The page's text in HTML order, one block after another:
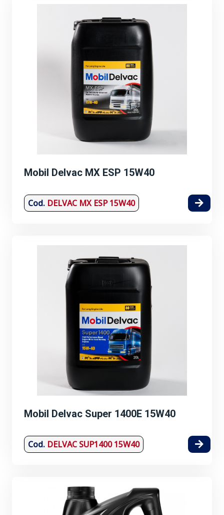
Mobil Delvac MX ESP 15W40
Cod. DELVAC MX ESP 15W40
Mobil Delvac Super 1400E 15W40
Cod. DELVAC SUP1400 15W40